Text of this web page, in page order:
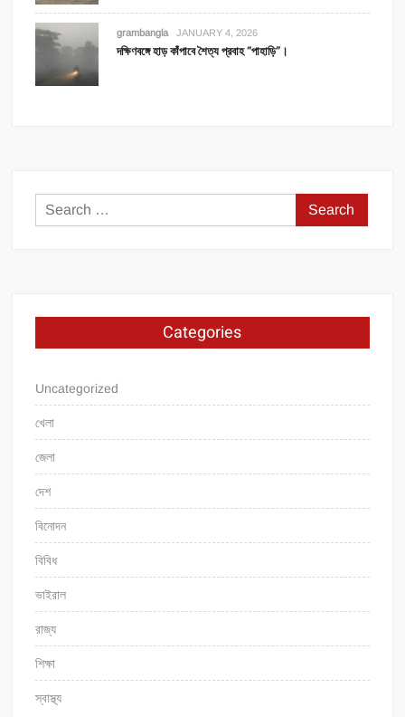
grambangla JANUARY 4, 2026
দক্ষিণবঙ্গে হাড় কাঁপাবে শৈত্য প্রবাহ “পাহাড়ি”।
Search
for:
Categories
Uncategorized
খেলা
জেলা
দেশ
বিনোদন
বিবিধ
ভাইরাল
রাজ্য
শিক্ষা
স্বাস্থ্য